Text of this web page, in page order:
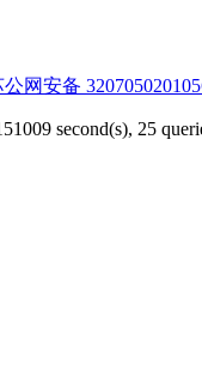
网安备
second(s), 25